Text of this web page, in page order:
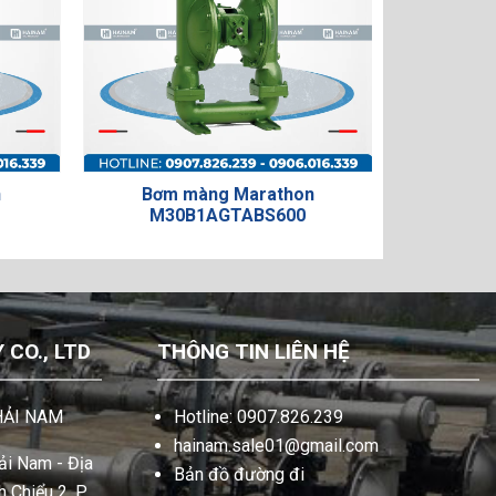
Bơm màng Marathon
M30B1AGTABS600
CO., LTD
NAM
Nam - Địa
Chiểu 2, P.
THÔNG TIN LIÊN HỆ
Hotline: 0907.826.239
hainam.sale01@gmail.com
Bản đồ đường đi